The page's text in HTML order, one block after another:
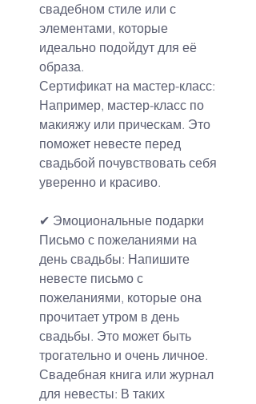
свадебном стиле или с
элементами, которые
идеально подойдут для её
образа.
Сертификат на мастер-класс:
Например, мастер-класс по
макияжу или прическам. Это
поможет невесте перед
свадьбой почувствовать себя
уверенно и красиво.
✔ Эмоциональные подарки
Письмо с пожеланиями на
день свадьбы: Напишите
невесте письмо с
пожеланиями, которые она
прочитает утром в день
свадьбы. Это может быть
трогательно и очень личное.
Свадебная книга или журнал
для невесты: В таких